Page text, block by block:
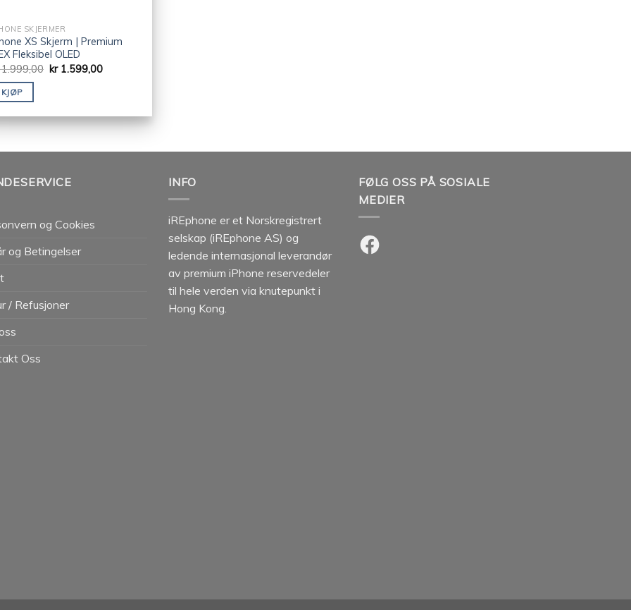
SKJERMER
XS Skjerm | Premium
Fleksibel OLED
kr1.599,00
KJØP
og Cookies
og Betingelser
/ Refusjoner
Oss
INFO
iREphone er et Norskregistrert
selskap (iREphone AS) og
ledende internasjonal leverandør
av premium iPhone reservedeler
til hele verden via knutepunkt i
Hong Kong.
FØLG OSS PÅ SOSIALE
MEDIER
Facebook